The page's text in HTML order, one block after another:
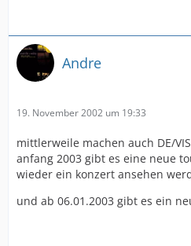
Andre
19. November 2002 um 19:33
mittlerweile machen auch DE/
anfang 2003 gibt es eine neue
wieder ein konzert ansehen
und ab 06.01.2003 gibt es ein